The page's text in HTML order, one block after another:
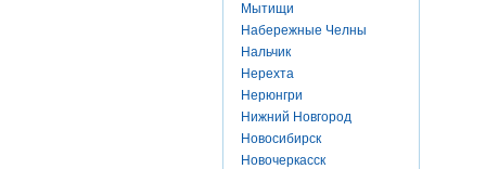
Мытищи
Набережные Челны
Нальчик
Нерехта
Нерюнгри
Нижний Новгород
Новосибирск
Новочеркасск